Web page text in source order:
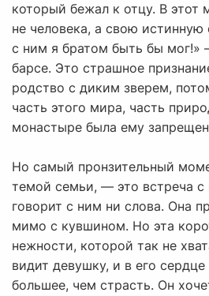
который бежал к отцу. В этот
не человека, а свою
с ним я братом быть бы мог!»
барсе. Это страшное
родство с диким зверем,
часть этого мира, часть
монастыре была ему
Но самый пронзительный
темой семьи, — это встреча с
говорит с ним ни слова. Она
мимо с кувшином. Но эта
нежности, которой так не
видит девушку, и в его
большее, чем страсть. Он